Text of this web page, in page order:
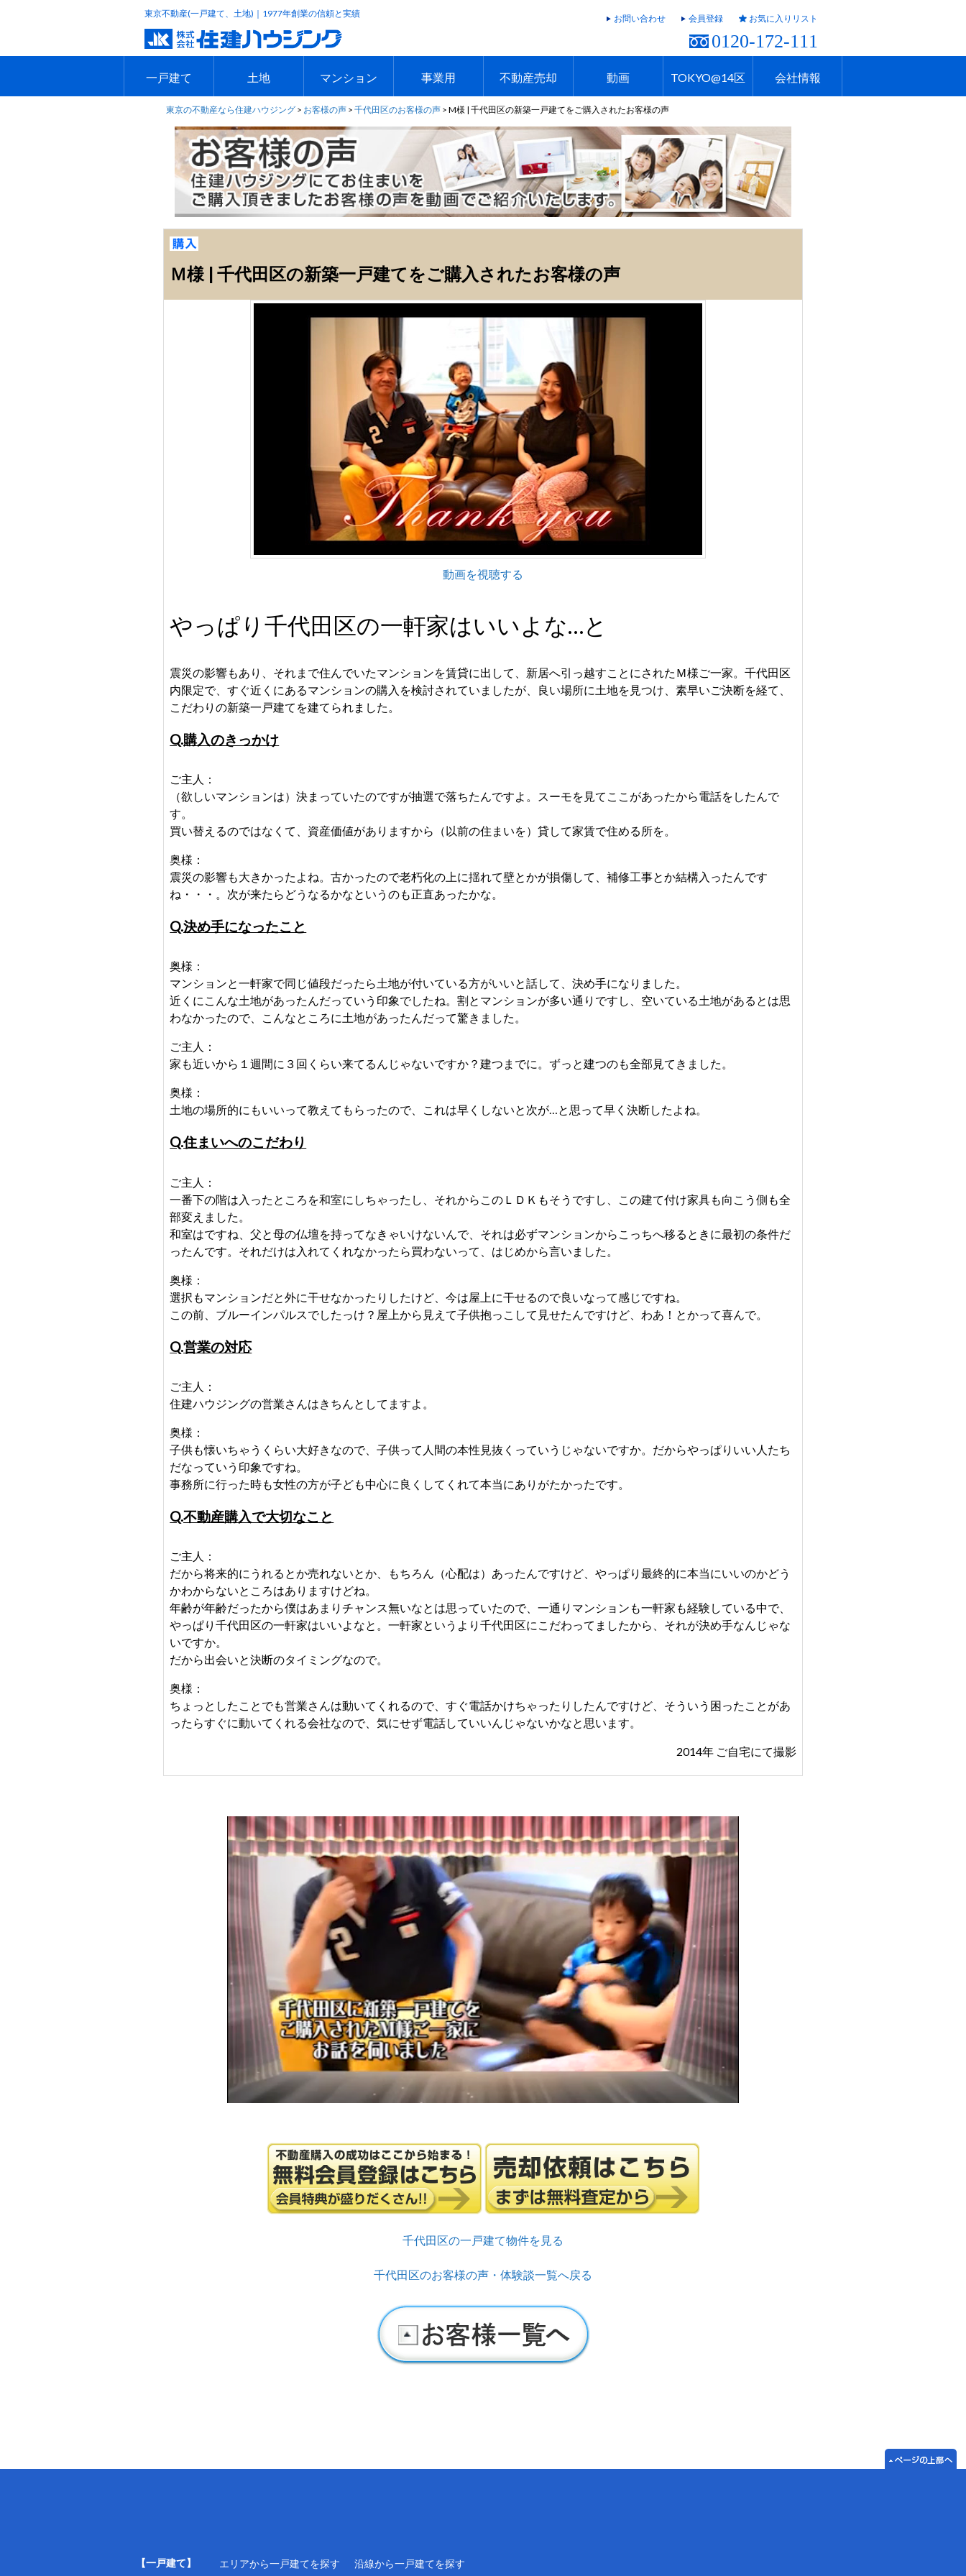
東京不動産(一戸建て、土地)｜1977年創業の信頼と実績 お問い合わせ 会員登録 お気に入りリスト
0120-172-111
一戸建て
エリアで探す
沿線で探す
新築一戸建て
中古一戸建て
本日のおすすめ物件
今週のおすすめ物件
土地
エリアで探す
沿線で探す
本日のおすすめ物件
今週のおすすめ物件
マンション
エリアで探す
沿線で探す
本日のおすすめ物件
今週のおすすめ物件
事業用
エリアで探す
沿線で探す
本日のおすすめ物件
今週のおすすめ物件
不動産売却
不動産売却トップ
簡単無料査定
不動産売却の流れ
不動産売却 Q&A
海外からの不動産売買
動画
住まなび
TVCMギャラリー
放送スケジュール
お客様の声
TOKYO@14区 会社情報
東京の不動産なら住建ハウジング > お客様の声 >千代田区のお客様の声 >M様 | 千代田区の新築一戸建てをご購入されたお客様の声
Ｍ様 | 千代田区の新築一戸建てをご購入されたお客様の声
動画を視聴する
やっぱり千代田区の一軒家はいいよな…と
震災の影響もあり、それまで住んでいたマンションを賃貸に出して、新居へ引っ越すことにされたＭ様ご一家。千代田区
内限定で、すぐ近くにあるマンションの購入を検討されていましたが、良い場所に土地を見つけ、素早いご決断を経て、
こだわりの新築一戸建てを建てられました。
Q.購入のきっかけ
ご主人：
（欲しいマンションは）決まっていたのですが抽選で落ちたんですよ。スーモを見てここがあったから電話をしたんで
す。
買い替えるのではなくて、資産価値がありますから（以前の住まいを）貸して家賃で住める所を。
奥様：
震災の影響も大きかったよね。古かったので老朽化の上に揺れて壁とかが損傷して、補修工事とか結構入ったんです
ね・・・。次が来たらどうなるかなというのも正直あったかな。
Q.決め手になったこと
奥様：
マンションと一軒家で同じ値段だったら土地が付いている方がいいと話して、決め手になりました。
近くにこんな土地があったんだっていう印象でしたね。割とマンションが多い通りですし、空いている土地があるとは思
わなかったので、こんなところに土地があったんだって驚きました。
ご主人：
家も近いから１週間に３回くらい来てるんじゃないですか？建つまでに。ずっと建つのも全部見てきました。
奥様：
土地の場所的にもいいって教えてもらったので、これは早くしないと次が…と思って早く決断したよね。
Q.住まいへのこだわり
ご主人：
一番下の階は入ったところを和室にしちゃったし、それからこのＬＤＫもそうですし、この建て付け家具も向こう側も全
部変えました。
和室はですね、父と母の仏壇を持ってなきゃいけないんで、それは必ずマンションからこっちへ移るときに最初の条件だ
ったんです。それだけは入れてくれなかったら買わないって、はじめから言いました。
奥様：
選択もマンションだと外に干せなかったりしたけど、今は屋上に干せるので良いなって感じですね。
この前、ブルーインパルスでしたっけ？屋上から見えて子供抱っこして見せたんですけど、わあ！とかって喜んで。
Q.営業の対応
ご主人：
住建ハウジングの営業さんはきちんとしてますよ。
奥様：
子供も懐いちゃうくらい大好きなので、子供って人間の本性見抜くっていうじゃないですか。だからやっぱりいい人たち
だなっていう印象ですね。
事務所に行った時も女性の方が子ども中心に良くしてくれて本当にありがたかったです。
Q.不動産購入で大切なこと
ご主人：
だから将来的にうれるとか売れないとか、もちろん（心配は）あったんですけど、やっぱり最終的に本当にいいのかどう
かわからないところはありますけどね。
年齢が年齢だったから僕はあまりチャンス無いなとは思っていたので、一通りマンションも一軒家も経験している中で、
やっぱり千代田区の一軒家はいいよなと。一軒家というより千代田区にこだわってましたから、それが決め手なんじゃな
いですか。
だから出会いと決断のタイミングなので。
奥様：
ちょっとしたことでも営業さんは動いてくれるので、すぐ電話かけちゃったりしたんですけど、そういう困ったことがあ
ったらすぐに動いてくれる会社なので、気にせず電話していいんじゃないかなと思います。
2014年 ご自宅にて撮影
千代田区の一戸建て物件を見る
千代田区のお客様の声・体験談一覧へ戻る
【一戸建て】 エリアから一戸建てを探す 沿線から一戸建てを探す